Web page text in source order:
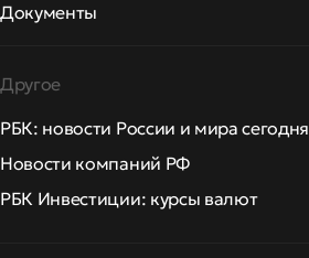
Документы
Другое
РБК: новости России и мира сегодня
Новости компаний РФ
РБК Инвестиции: курсы валют